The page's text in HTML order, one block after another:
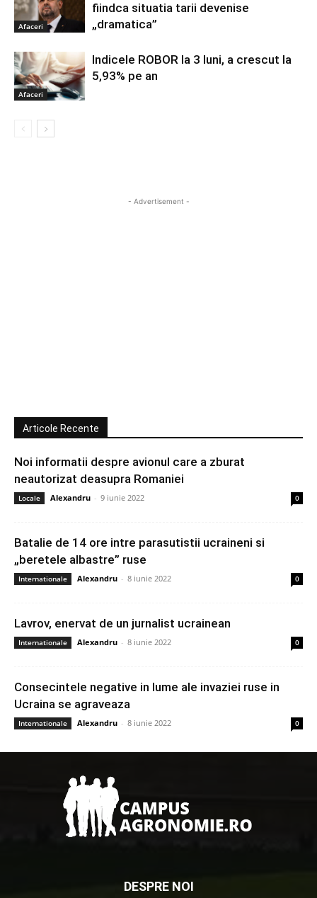
Afaceri
fiindca situatia tarii devenise
„dramatica”
Afaceri
Indicele ROBOR la 3 luni, a crescut la
5,93% pe an
- Advertisement -
Articole Recente
Noi informatii despre avionul care a zburat
neautorizat deasupra Romaniei
Locale Alexandru - 9 iunie 2022 0
Batalie de 14 ore intre parasutistii ucraineni si
„beretele albastre” ruse
Internationale Alexandru - 8 iunie 2022 0
Lavrov, enervat de un jurnalist ucrainean
Internationale Alexandru - 8 iunie 2022 0
Consecintele negative in lume ale invaziei ruse in
Ucraina se agraveaza
Internationale Alexandru - 8 iunie 2022 0
DESPRE NOI